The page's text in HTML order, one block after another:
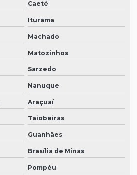
Caeté
Iturama
Machado
Matozinhos
Sarzedo
Nanuque
Araçuaí
Taiobeiras
Guanhães
Brasília de Minas
Pompéu